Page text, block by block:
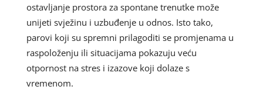
ostavljanje prostora za spontane trenutke može
unijeti svježinu i uzbuđenje u odnos. Isto tako,
parovi koji su spremni prilagoditi se promjenama u
raspoloženju ili situacijama pokazuju veću
otpornost na stres i izazove koji dolaze s
vremenom.